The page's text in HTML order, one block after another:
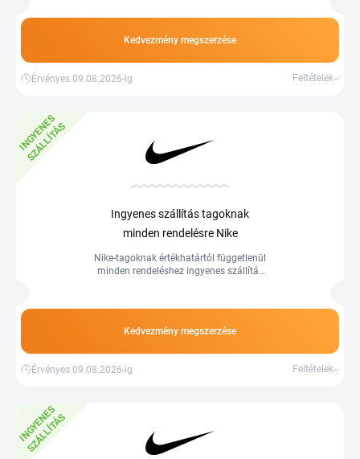
Kedvezmény megszerzése
Érvényes 09.08.2026-ig Feltételek
I
N
G
Y
E
N
E
S
S
Z
Á
L
L
Í
T
Á
S
Ingyenes szállítás tagoknak
minden rendelésre Nike
Nike-tagoknak értékhatártól függetlenül
minden rendeléshez ingyenes szállítás
Kedvezmény megszerzése
Érvényes 09.08.2026-ig Feltételek
I
N
G
Y
E
N
E
S
S
Z
Á
L
L
Í
T
Á
S